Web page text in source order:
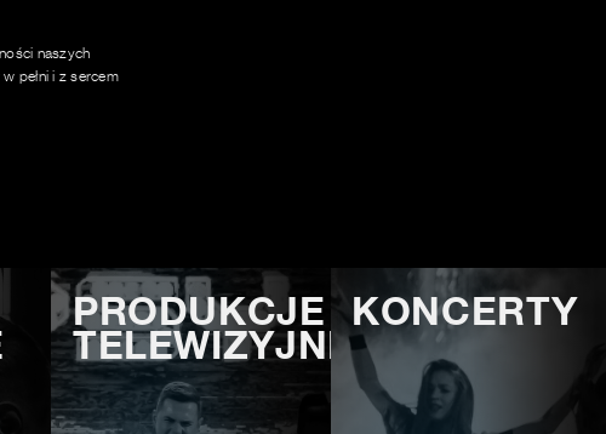
naszych
pełni i z sercem
PRODUKCJE
TELEWIZYJNE
KONCERTY